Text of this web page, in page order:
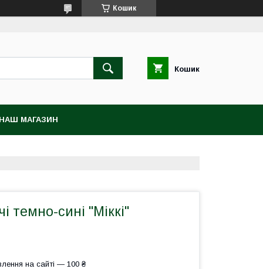
Кошик
Кошик
МАГАЗИН
темно-сині "Міккі"
на сайті — 100 ₴